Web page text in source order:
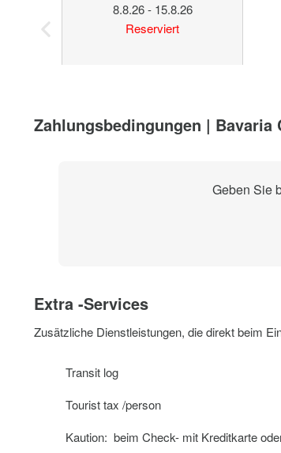
8.8.26 - 15.8.26
Reserviert
Zahlungsbedingungen | Bavaria
Geben Sie
Extra -Services
Zusätzliche Dienstleistungen, die direkt beim
Transit log
Tourist tax /person
Kaution: beim Check- mit Kreditkarte